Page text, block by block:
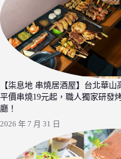
【柒息地 串燒居酒屋】台北華
平價串燒19元起，職人獨家研發
廳！
2026 年 7 月 31 日